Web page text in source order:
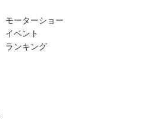
モーターショー
イベント
ランキング